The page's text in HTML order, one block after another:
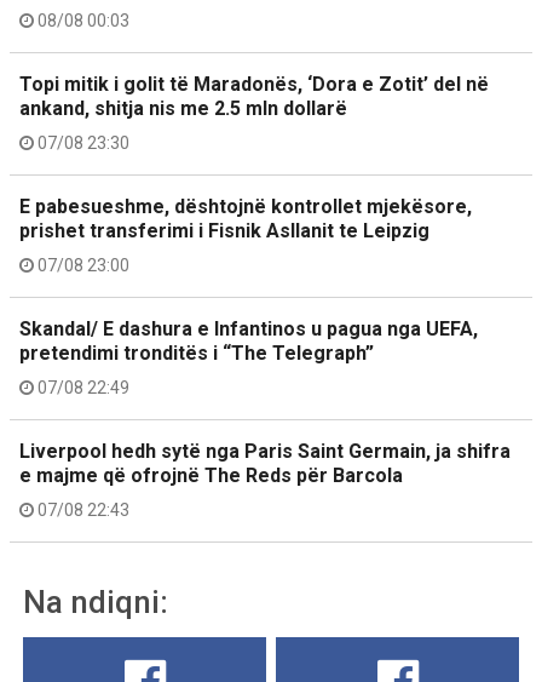
08/08 00:03
Topi mitik i golit të Maradonës, ‘Dora e Zotit’ del në
ankand, shitja nis me 2.5 mln dollarë
07/08 23:30
E pabesueshme, dështojnë kontrollet mjekësore,
prishet transferimi i Fisnik Asllanit te Leipzig
07/08 23:00
Skandal/ E dashura e Infantinos u pagua nga UEFA,
pretendimi tronditës i “The Telegraph”
07/08 22:49
Liverpool hedh sytë nga Paris Saint Germain, ja shifra
e majme që ofrojnë The Reds për Barcola
07/08 22:43
Na ndiqni: